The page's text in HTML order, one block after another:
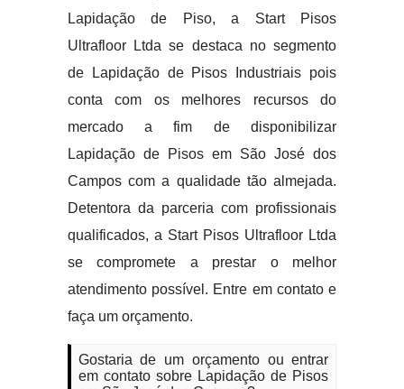
Lapidação de Piso, a Start Pisos
Ultrafloor Ltda se destaca no segmento
de Lapidação de Pisos Industriais pois
conta com os melhores recursos do
mercado a fim de disponibilizar
Lapidação de Pisos em São José dos
Campos com a qualidade tão almejada.
Detentora da parceria com profissionais
qualificados, a Start Pisos Ultrafloor Ltda
se compromete a prestar o melhor
atendimento possível. Entre em contato e
faça um orçamento.
Gostaria de um orçamento ou entrar
em contato sobre Lapidação de Pisos